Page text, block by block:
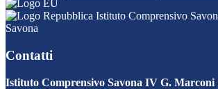
Istituto Comprensivo
Savona
Contatti
Istituto Comprensivo Savona IV G. Marconi